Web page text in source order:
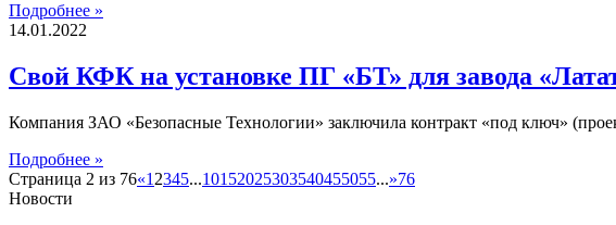
Подробнее »
14.01.2022
Свой КФК на установке ПГ «БТ» для завода
Компания ЗАО «Безопасные Технологии» заключила контракт «под ключ»
Подробнее »
Страница 2 из 76«1 2345...10152025303540455055...»76
Новости